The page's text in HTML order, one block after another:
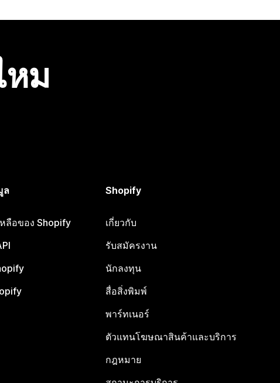
หม
ล
ลือของ Shopify
Shopify
เกี่ยวกับ
รับสมัครงาน
นักลงทุน
สื่อสิ่งพิมพ์
พาร์ทเนอร์
ตัวแทนโฆษณาสินค้าและบริการ
กฎหมาย